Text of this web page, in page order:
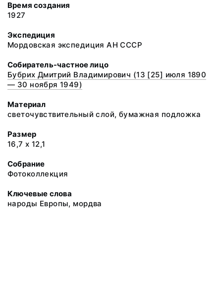
Время создания
1927
Экспедиция
Мордовская экспедиция АН СССР
Собиратель-частное лицо
Бубрих Дмитрий Владимирович (13 [25] июля 1890
— 30 ноября 1949)
Материал
светочувствительный слой, бумажная подложка
Размер
16,7 х 12,1
Собрание
Фотоколлекция
Ключевые слова
народы Европы, мордва